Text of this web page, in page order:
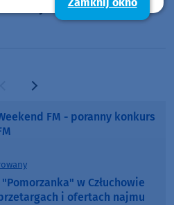
złożyła wniosku
Poprzednia strona
Następna strona
FM - poranny konkurs
w Człuchowie
i ofertach najmu